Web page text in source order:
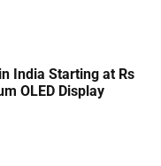
India Starting at Rs
OLED Display